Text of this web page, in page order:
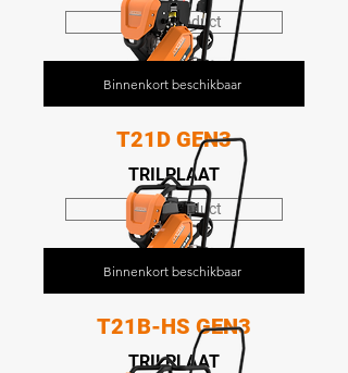
Bekijk product
T21D GEN3
TRILPLAAT
Bekijk product
Binnenkort beschikbaar
T21B-HS GEN3
TRILPLAAT
Binnenkort beschikbaar